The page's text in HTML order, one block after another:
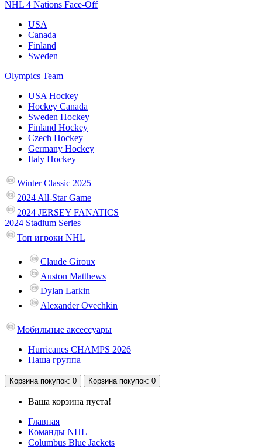
NHL 4 Nations Face-Off
USA
Canada
Finland
Sweden
Olympics Team
USA Hockey
Hockey Canada
Sweden Hockey
Finland Hockey
Czech Hockey
Germany Hockey
Italy Hockey
Winter Classic 2025
2024 All-Star Game
2024 JERSEY FANATICS
2024 Stadium Series
Топ игроки NHL
Claude Giroux
Auston Matthews
Dylan Larkin
Alexander Ovechkin
Мобильные аксессуары
Hurricanes CHAMPS 2026
Наша группа
Корзина покупок: 0 Корзина покупок: 0
Ваша корзина пуста!
Главная
Команды NHL
Columbus Blue Jackets